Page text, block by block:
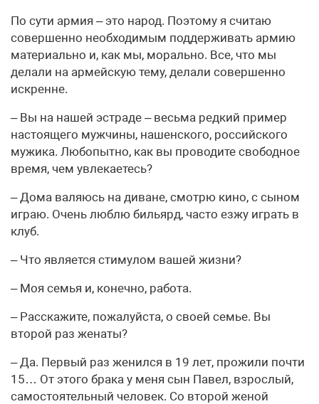
По сути армия – это народ. Поэтому я считаю
совершенно необходимым поддерживать армию
материально и, как мы, морально. Все, что мы
делали на армейскую тему, делали совершенно
искренне.
– Вы на нашей эстраде – весьма редкий пример
настоящего мужчины, нашенского, российского
мужика. Любопытно, как вы проводите свободное
время, чем увлекаетесь?
– Дома валяюсь на диване, смотрю кино, с сыном
играю. Очень люблю бильярд, часто езжу играть в
клуб.
– Что является стимулом вашей жизни?
– Моя семья и, конечно, работа.
– Расскажите, пожалуйста, о своей семье. Вы
второй раз женаты?
– Да. Первый раз женился в 19 лет, прожили почти
15… От этого брака у меня сын Павел, взрослый,
самостоятельный человек. Со второй женой